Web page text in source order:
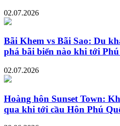
02.07.2026
Bãi Khem vs Bãi Sao: Du
phá bãi biển nào khi tới Phú
02.07.2026
Hoàng hôn Sunset Town:
qua khi tới cầu Hôn Phú